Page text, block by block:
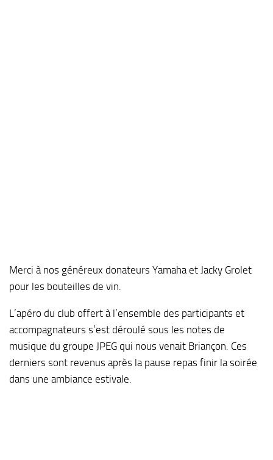
Merci à nos généreux donateurs Yamaha et Jacky Grolet
pour les bouteilles de vin.
L’apéro du club offert à l’ensemble des participants et
accompagnateurs s’est déroulé sous les notes de
musique du groupe JPEG qui nous venait Briançon. Ces
derniers sont revenus après la pause repas finir la soirée
dans une ambiance estivale.